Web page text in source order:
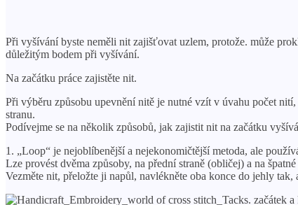
Při vyšívání byste neměli nit zajišťovat uzlem, protože. může
důležitým bodem při vyšívání.
Na začátku práce zajistěte nit.
Při výběru způsobu upevnění nitě je nutné vzít v úvahu počet
stranu.
Podívejme se na několik způsobů, jak zajistit nit na začátku
1. „Loop“ je nejoblíbenější a nejekonomičtější metoda, ale
Lze provést dvěma způsoby, na přední straně (obličej) a na
Vezměte nit, přeložte ji napůl, navlékněte oba konce do jehly